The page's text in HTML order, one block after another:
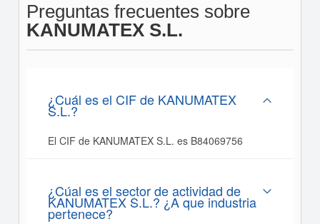
Preguntas frecuentes sobre
KANUMATEX S.L.
¿Cuál es el CIF de KANUMATEX
S.L.?
El CIF de KANUMATEX S.L. es B84069756
¿Cúal es el sector de actividad de
KANUMATEX S.L.? ¿A que industria
pertenece?